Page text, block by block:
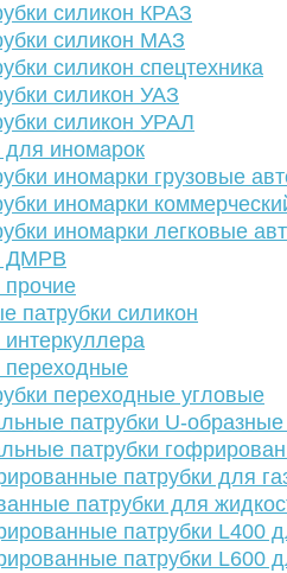
силикон КРАЗ
силикон МАЗ
силикон спецтехника
силикон УАЗ
силикон УРАЛ
для иномарок
иномарки грузовые
иномарки
иномарки легковые
ДМРВ
прочие
патрубки силикон
интеркуллера
переходные
переходные угловые
патрубки U-
патрубки
патрубки для
патрубки для
патрубки L400
патрубки L600